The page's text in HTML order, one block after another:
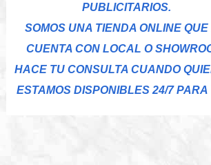
PUBLICITARIOS.
SOMOS UNA TIENDA ONLINE QUE
CUENTA CON LOCAL O
HACE TU CONSULTA CUANDO
ESTAMOS DISPONIBLES 24/7 PARA